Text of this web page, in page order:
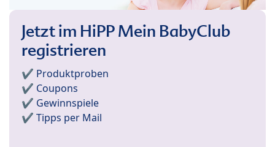
Jetzt im HiPP Mein BabyClub
registrieren
✔️ Produktproben
✔️ Coupons
✔️ Gewinnspiele
✔️ Tipps per Mail